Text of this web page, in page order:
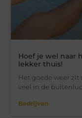
Hoef je wel naar
lekker thuis!
Het goede weer
veel in de
Bedrijven